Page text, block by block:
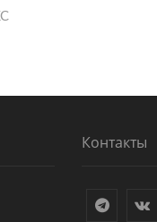
Контакты